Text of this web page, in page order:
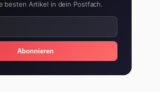
besten Artikel in dein Postfach.
Abonnieren